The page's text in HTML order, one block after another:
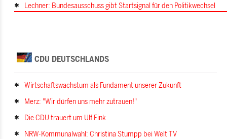
Lechner: Bundesausschuss gibt Startsignal für den Politikwechsel
CDU DEUTSCHLANDS
Wirtschaftswachstum als Fundament unserer Zukunft
Merz: "Wir dürfen uns mehr zutrauen!"
Die CDU trauert um Ulf Fink
NRW-Kommunalwahl: Christina Stumpp bei Welt TV